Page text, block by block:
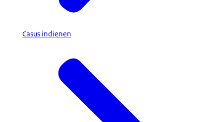
Casus indienen